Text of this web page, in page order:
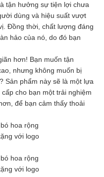
tận hưởng sự tiện lợi chưa
dùng và hiệu suất vượt
Đồng thời, chất lượng đáng
hảo của nó, do đó bạn
hơn! Bạn muốn tận
nhưng không muốn bị
Sản phẩm này sẽ là một lựa
cho bạn một trải nghiệm
để bạn cảm thấy thoải